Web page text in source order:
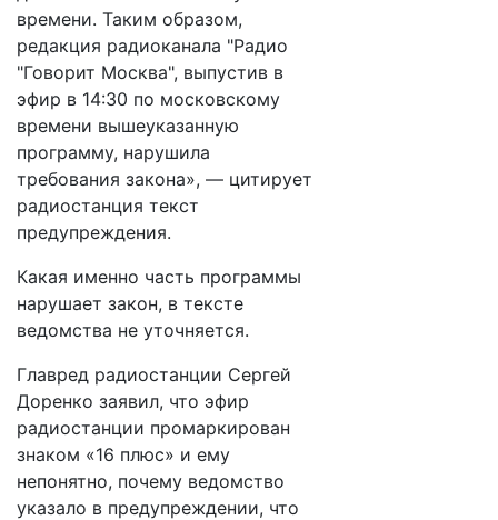
времени. Таким образом,
редакция радиоканала "Радио
"Говорит Москва", выпустив в
эфир в 14:30 по московскому
времени вышеуказанную
программу, нарушила
требования закона», — цитирует
радиостанция текст
предупреждения.
Какая именно часть программы
нарушает закон, в тексте
ведомства не уточняется.
Главред радиостанции Сергей
Доренко заявил, что эфир
радиостанции промаркирован
знаком «16 плюс» и ему
непонятно, почему ведомство
указало в предупреждении, что